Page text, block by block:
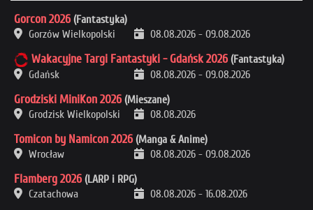
Gorcon 2026 (Fantastyka)
Gorzów Wielkopolski
08.08.2026 - 09.08.2026
Wakacyjne Targi Fantastyki - Gdańsk 2026 (Fantastyka)
Gdańsk
08.08.2026 - 09.08.2026
Grodziski MiniKon 2026 (Mieszane)
Grodzisk Wielkopolski
08.08.2026
Tomicon by Namicon 2026 (Manga & Anime)
Wrocław
08.08.2026 - 09.08.2026
Flamberg 2026 (LARP i RPG)
Czatachowa
08.08.2026 - 16.08.2026